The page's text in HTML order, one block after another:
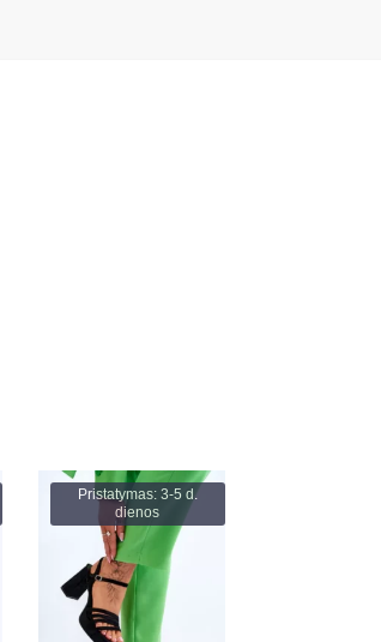
Pristatymas: 3-5 d.
dienos